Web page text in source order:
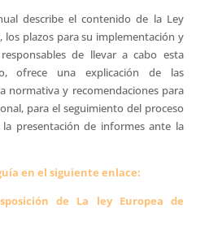
describe el contenido de la Ley
los plazos para su implementación y
de llevar a cabo esta
ofrece una explicación de las
normativa y recomendaciones para
para el seguimiento del proceso
presentación de informes ante la
en el siguiente enlace:
de La ley Europea de